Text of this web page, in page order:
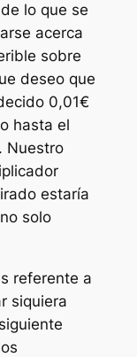
lo que se
acerca
sobre
deseo que
0,01€
hasta el
Nuestro
estaría
solo
referente a
siquiera